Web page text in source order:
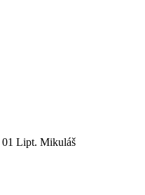
01 Lipt. Mikuláš